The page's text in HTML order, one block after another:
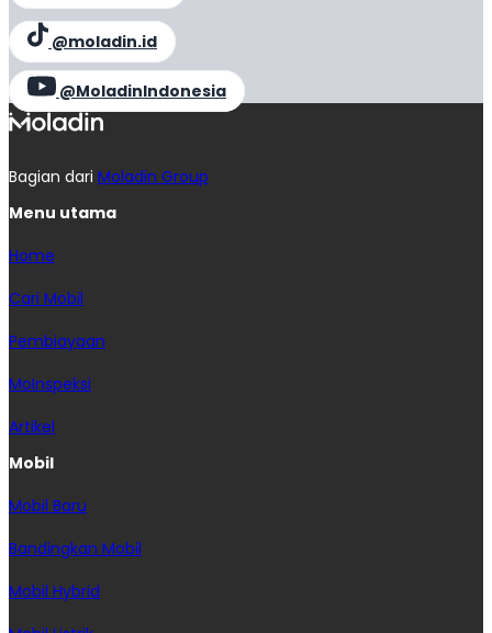
@moladin.id
@MoladinIndonesia
Bagian dari Moladin Group
Menu utama
Home
Cari Mobil
Pembiayaan
MoInspeksi
Artikel
Mobil
Mobil Baru
Bandingkan Mobil
Mobil Hybrid